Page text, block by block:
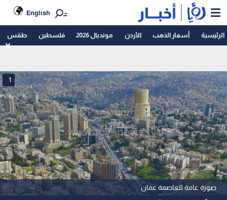
English
الرئيسية أسعار الذهب الأردن مونديال 2026 فلسطين طقس
صورة عامة للعاصمة عمان
1